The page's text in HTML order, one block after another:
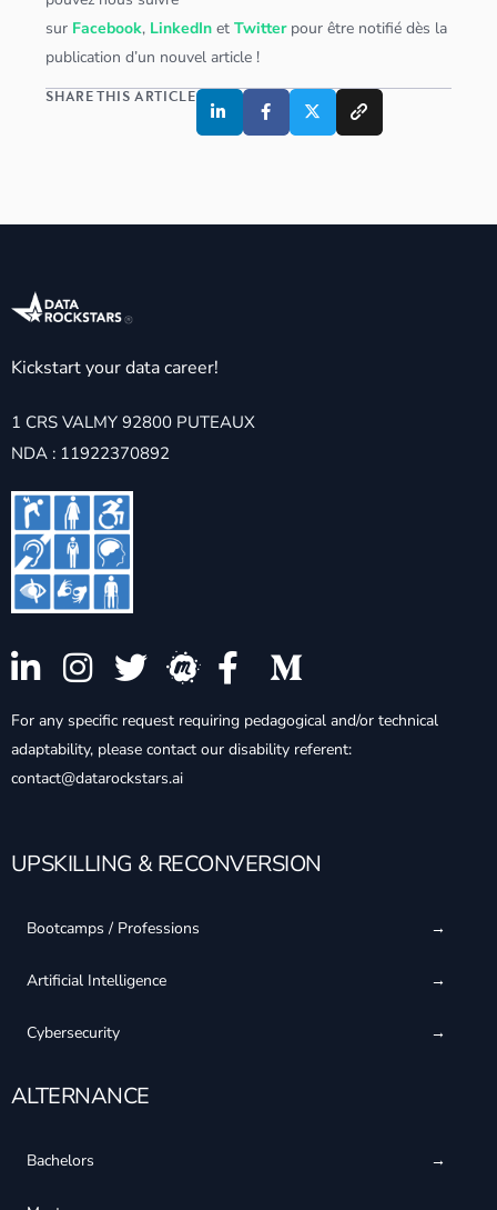
sur Facebook, LinkedIn etTwitter pour être notifié dès la
publication d’un nouvel article !
SHARE THIS ARTICLE
Kickstart your data career!
1 CRS VALMY 92800 PUTEAUX
NDA : 11922370892
For any specific request requiring pedagogical and/or technical
adaptability, please contact our disability referent:
contact@datarockstars.ai
UPSKILLING & RECONVERSION
Bootcamps / Professions
Artificial Intelligence
Cybersecurity
ALTERNANCE
Bachelors